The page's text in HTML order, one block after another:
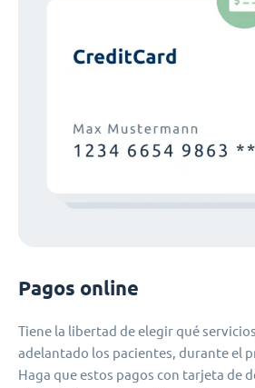
Pagos online
Tiene la libertad de elegir qué
adelantado los pacientes, durante el
Haga que estos pagos con tarjeta de